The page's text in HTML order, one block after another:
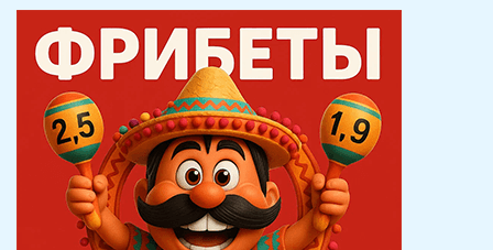
записям